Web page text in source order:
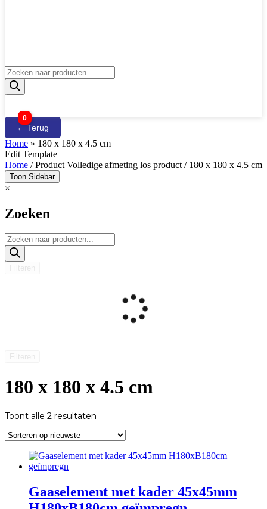
Producten
zoeken
0
← Terug
Home » 180 x 180 x 4.5 cm
Edit Template
Home / Product Volledige afmeting los product / 180 x 180 x 4.5 cm
Toon Sidebar
×
Zoeken
Producten
zoeken
180 x 180 x 4.5 cm
Toont alle 2 resultaten
nieuwste
Gaaselement met kader 45x45mm